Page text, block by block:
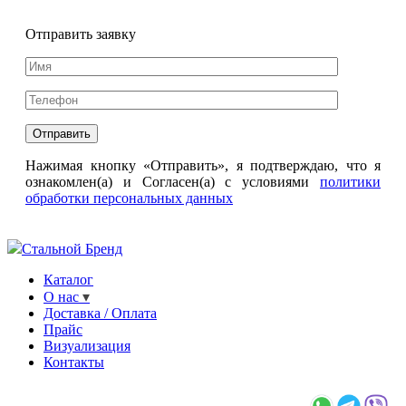
Отправить заявку
Нажимая кнопку «Отправить», я подтверждаю, что я
ознакомлен(а) и Согласен(а) с условиями политики
обработки персональных данных
Стальной Бренд
Каталог
О нас
Доставка / Оплата
Прайс
Визуализация
Контакты